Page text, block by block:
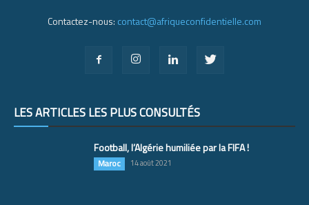
Contactez-nous: contact@afriqueconfidentielle.com
LES ARTICLES LES PLUS CONSULTÉS
Football, l’Algérie humiliée par la FIFA !
Maroc 14 août 2021